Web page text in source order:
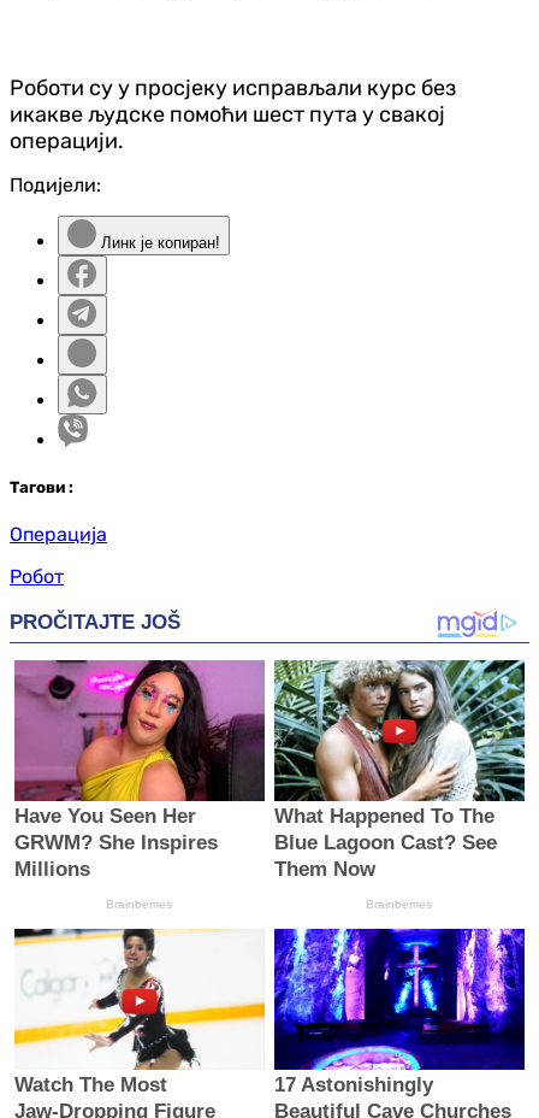
Роботи су у просјеку исправљали курс без
икакве људске помоћи шест пута у свакој
операцији.
Подијели:
Линк је копиран!
Тагови :
Операција
Робот